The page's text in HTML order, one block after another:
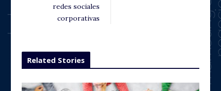
redes sociales
corporativas
Related Stories